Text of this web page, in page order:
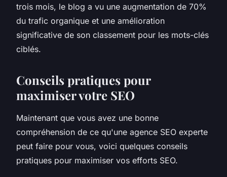
trois mois, le blog a vu une augmentation de 70%
du trafic organique et une amélioration
significative de son classement pour les mots-clés
ciblés.
Conseils pratiques pour
maximiser votre SEO
Maintenant que vous avez une bonne
compréhension de ce qu'une agence SEO experte
peut faire pour vous, voici quelques conseils
pratiques pour maximiser vos efforts SEO.